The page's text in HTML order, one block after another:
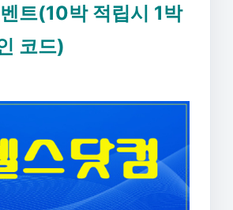
트(10박 적립시 1박
코드)